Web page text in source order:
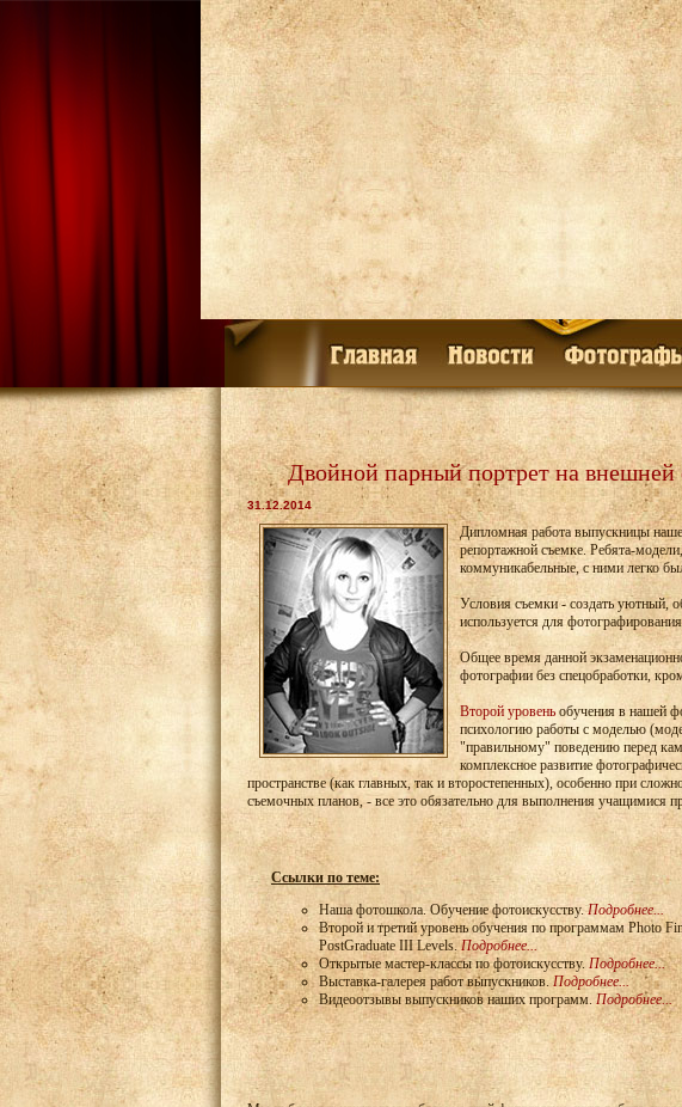
Двойной парный портрет на внешней
31.12.2014
Дипломная работа выпускницы
репортажной съемке. Ребята-
коммуникабельные, с ними легко
Условия съемки - создать уютный,
используется для
Общее время данной
фотографии без спецобработки,
Второй уровень обучения в нашей
психологию работы с моделью
"правильному" поведению перед
комплексное развитие
пространстве (как главных, так и второстепенных), особенно при
съемочных планов, - все это обязательно для выполнения учащимися
Ссылки по теме:
Наша фотошкола. Обучение фотоискусству.Подробнее...
Второй и третий уровень обучения по программам Photo
PostGraduate III Levels.Подробнее...
Открытые мастер-классы по фотоискусству. Подробнее...
Выставка-галерея работ выпускников. Подробнее...
Видеоотзывы выпускников наших программ. Подробнее...